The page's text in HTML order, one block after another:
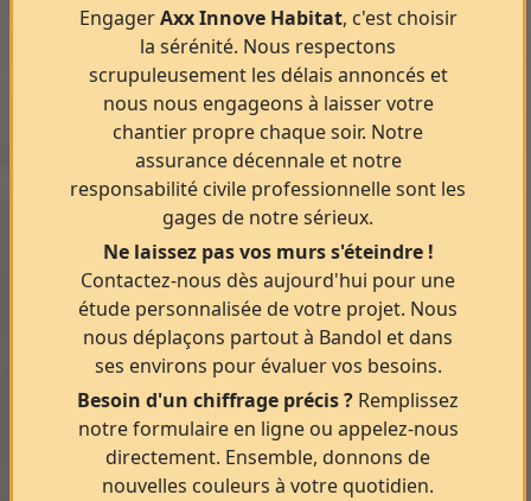
EngagerAxx Innove Habitat, c'est choisir
la sérénité. Nous respectons
scrupuleusement les délais annoncés et
nous nous engageons à laisser votre
chantier propre chaque soir. Notre
assurance décennale et notre
responsabilité civile professionnelle sont les
gages de notre sérieux.
Ne laissez pas vos murs s'éteindre !
Contactez-nous dès aujourd'hui pour une
étude personnalisée de votre projet. Nous
nous déplaçons partout à Bandol et dans
ses environs pour évaluer vos besoins.
Besoin d'un chiffrage précis ? Remplissez
notre formulaire en ligne ou appelez-nous
directement. Ensemble, donnons de
nouvelles couleurs à votre quotidien.